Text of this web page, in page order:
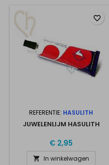
REFERENTIE: HASULITH
JUWELENLIJM HASULITH
€ 2,95
 In winkelwagen
favorite_border